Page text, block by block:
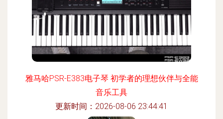
雅马哈PSR-E383电子琴 初学者的理想伙伴与全能
音乐工具
更新时间：2026-08-06 23:44:41